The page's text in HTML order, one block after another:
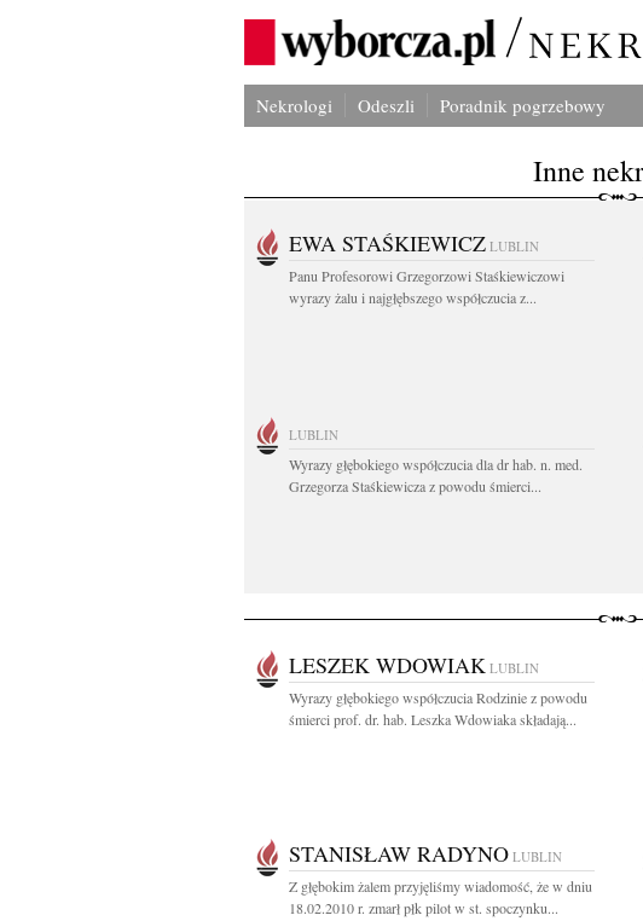
Nekrologi Odeszli Poradnik pogrzebowy
Inne
EWA STAŚKIEWICZ LUBLIN
Panu Profesorowi Grzegorzowi Staśkiewiczowi
wyrazy żalu i najgłębszego współczucia z...
LUBLIN
Wyrazy głębokiego współczucia dla dr hab. n. med.
Grzegorza Staśkiewicza z powodu śmierci...
LESZEK WDOWIAK LUBLIN
Wyrazy głębokiego współczucia Rodzinie z powodu
śmierci prof. dr. hab. Leszka Wdowiaka składają...
STANISŁAW RADYNO LUBLIN
Z głębokim żalem przyjęliśmy wiadomość, że w dniu
18.02.2010 r. zmarł płk pilot w st. spoczynku...